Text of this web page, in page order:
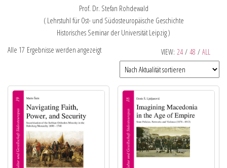
Prof. Dr. Stefan Rohdewald
( Lehrstuhl für Ost- und Südosteuropäische Geschichte
Historisches Seminar der Universität Leipzig )
VIEW: 24 / 48 / ALL
Alle 17 Ergebnisse werden angezeigt